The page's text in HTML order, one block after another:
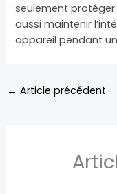
seulement protéger
aussi maintenir
appareil pendant
← Article précédent